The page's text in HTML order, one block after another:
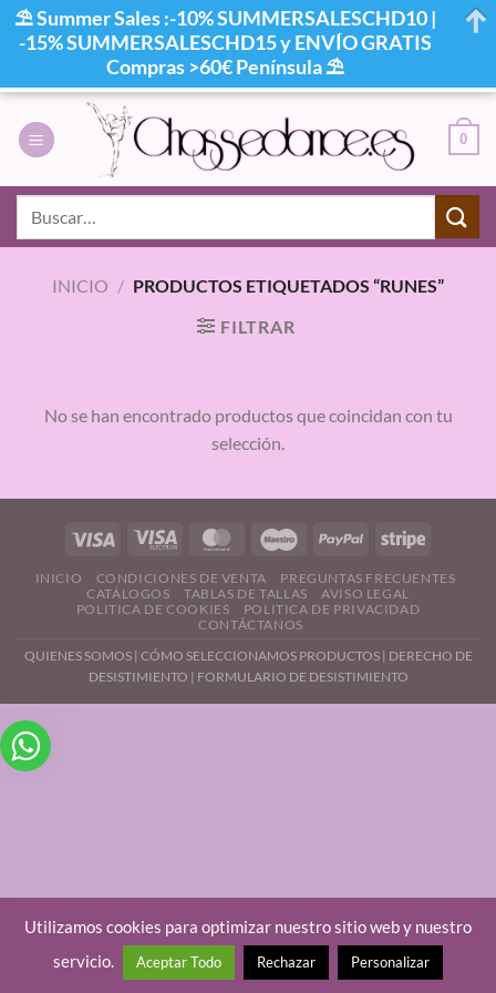
contenido
0
INICIO / PRODUCTOS ETIQUETADOS “RUNES”
FILTRAR
No se han encontrado productos que coincidan con tu
selección.
INICIO CONDICIONES DE VENTA
PREGUNTAS FRECUENTES
CATÁLOGOS
TABLAS DE TALLAS
AVISO LEGAL
POLITICA DE COOKIES
POLITICA DE PRIVACIDAD
CONTÁCTANOS
QUIENES SOMOS| CÓMO SELECCIONAMOS PRODUCTOS| DERECHO DE
DESISTIMIENTO | FORMULARIO DE DESISTIMIENTO
Utilizamos cookies para optimizar nuestro sitio web y nuestro
servicio.
Aceptar Todo Rechazar Personalizar
⛱ Summer Sales :-10% SUMMERSALESCHD10 |
-15% SUMMERSALESCHD15 y ENVÍO GRATIS
Compras >60€ Península ⛱